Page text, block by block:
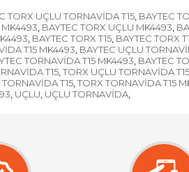
TORX UÇLU TORNAVİDA T15, BAYTEC
MK4493, BAYTEC TORX UÇLU MK4493,
, BAYTEC TORX T15, BAYTEC TORX
T15 MK4493, BAYTEC UÇLU
TORNAVİDA T15 MK4493, BAYTEC
T15, TORX UÇLU TORNAVİDA
T15, TORX TORNAVİDA T15
, UÇLU, UÇLU TORNAVİDA,